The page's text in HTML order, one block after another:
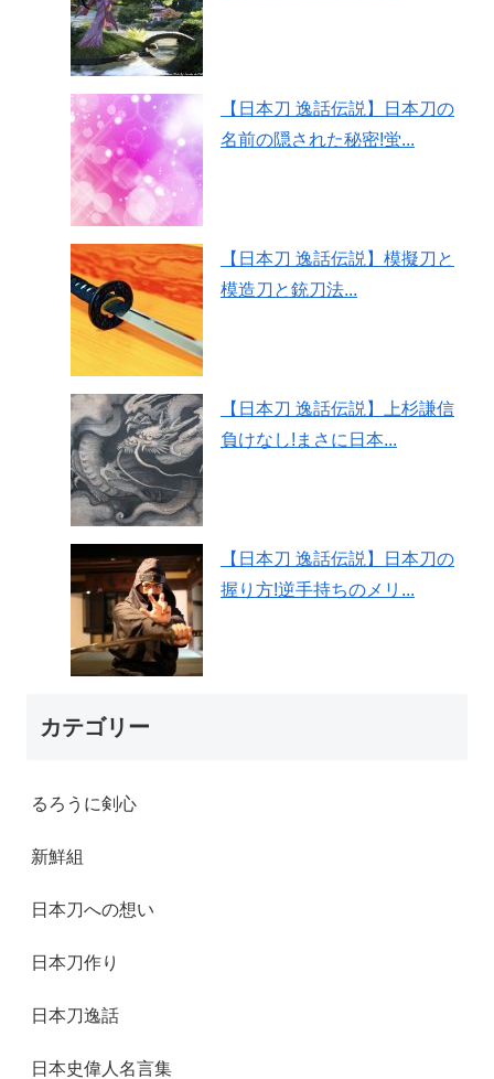
【日本刀 逸話伝説】日本刀の
名前の隠された秘密!蛍...
【日本刀 逸話伝説】模擬刀と
模造刀と銃刀法...
【日本刀 逸話伝説】上杉謙信
負けなし!まさに日本...
【日本刀 逸話伝説】日本刀の
握り方!逆手持ちのメリ...
カテゴリー
るろうに剣心
新鮮組
日本刀への想い
日本刀作り
日本刀逸話
日本史偉人名言集